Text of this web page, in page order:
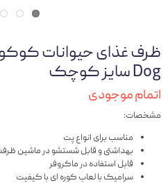
Dog سایز کوچک
اتمام موجودی
مشخصات:
مناسب برای انواع پت
بهداشتی و قابل شستشو در ماشین
قابل استفاده در ماکروفر
سرامیک با لعاب کوره ای با کیفیت